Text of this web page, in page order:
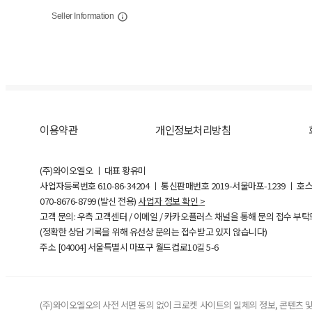
Seller Information
이용약관 개인정보처리방침
(주)와이오엘오 ㅣ 대표 황유미
사업자등록번호610-86-34204ㅣ 통신판매번호 2019-서울마포-1239 ㅣ 호
070-8676-8799 (발신 전용) 사업자 정보 확인 >
고객 문의: 우측 고객센터 / 이메일 / 카카오플러스 채널을 통해 문의 접수 부
(정확한 상담 기록을 위해 유선상 문의는 접수받고 있지 않습니다)
주소 [04004] 서울특별시 마포구 월드컵로10길5-6
(주)와이오엘오의 사전 서면 동의 없이 크로켓 사이트의 일체의 정보, 콘텐츠